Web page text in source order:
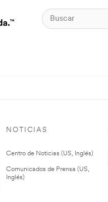
NOTICIAS
Centro de Noticias (US, Inglés)
Comunicados de Prensa (US,
Inglés)